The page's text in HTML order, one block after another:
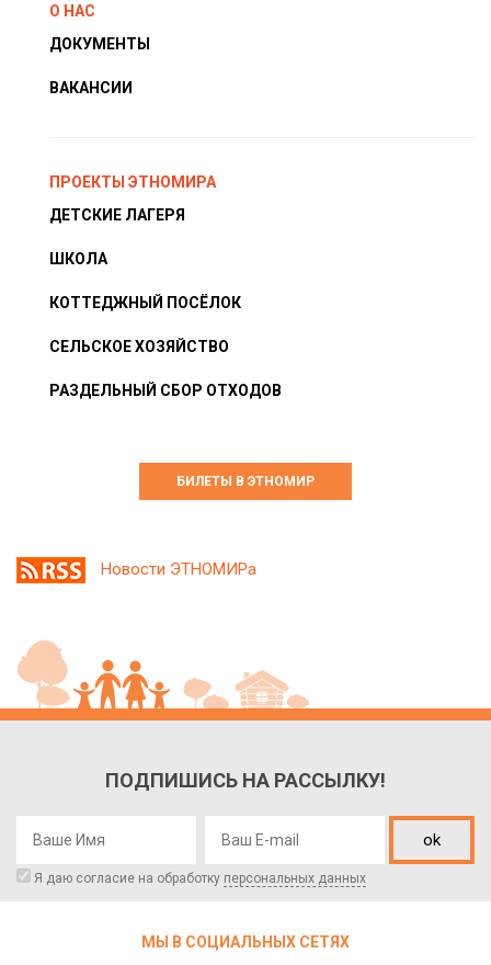
О НАС
ДОКУМЕНТЫ
ВАКАНСИИ
ПРОЕКТЫ ЭТНОМИРА
ДЕТСКИЕ ЛАГЕРЯ
ШКОЛА
КОТТЕДЖНЫЙ ПОСЁЛОК
СЕЛЬСКОЕ ХОЗЯЙСТВО
РАЗДЕЛЬНЫЙ СБОР ОТХОДОВ
БИЛЕТЫ В ЭТНОМИР
Новости ЭТНОМИРа
ПОДПИШИСЬ НА РАССЫЛКУ!
ok
Я даю согласие на обработку персональных данных
МЫ В СОЦИАЛЬНЫХ СЕТЯХ